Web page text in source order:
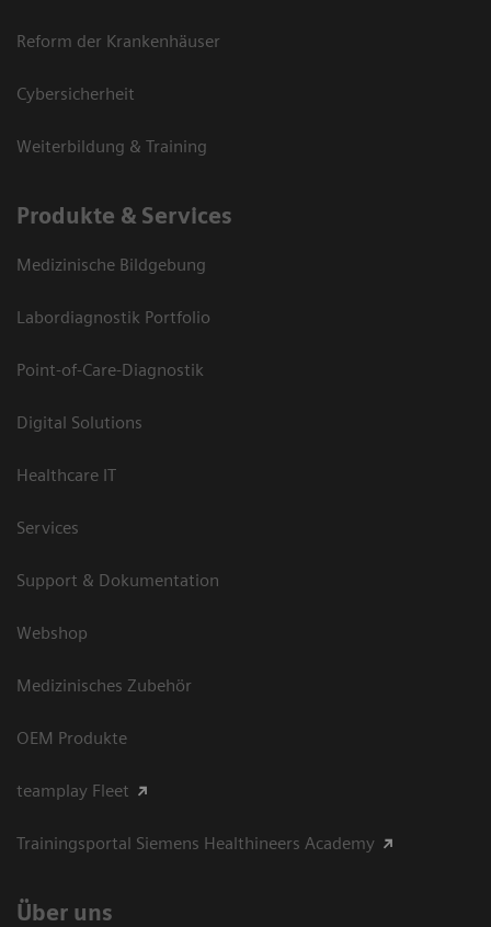
Reform der Krankenhäuser
Cybersicherheit
Weiterbildung & Training
Produkte & Services
Medizinische Bildgebung
Labordiagnostik Portfolio
Point-of-Care-Diagnostik
Digital Solutions
Healthcare IT
Services
Support & Dokumentation
Webshop
Medizinisches Zubehör
OEM Produkte
teamplay Fleet
Trainingsportal Siemens Healthineers Academy
Über uns